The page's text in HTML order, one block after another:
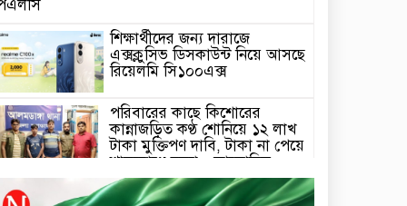
শিক্ষার্থীদের জন্য দারাজে
এক্সক্লুসিভ ডিসকাউন্ট নিয়ে আসছে
রিয়েলমি সি১০০এক্স
পরিবারের কাছে কিশোরের
কান্নাজড়িত কণ্ঠ শোনিয়ে ১২ লাখ
টাকা মুক্তিপণ দাবি, টাকা না পেয়ে
শ্বাসরোধে হত্যা—আলোচিত
রাফিজ হত্যা মামলার অন্যতম
গাজীপুর থেকে গ্রেফতার